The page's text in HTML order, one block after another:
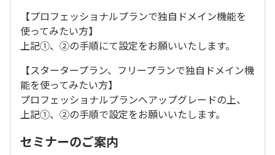
【プロフェッショナルプランで独自ドメイン機能を
使ってみたい方】
上記①、②の手順にて設定をお願いいたします。
【スタータープラン、フリープランで独自ドメイン機
能を使ってみたい方】
プロフェッショナルプランへアップグレードの上、
上記①、②の手順で設定をお願いいたします。
セミナーのご案内